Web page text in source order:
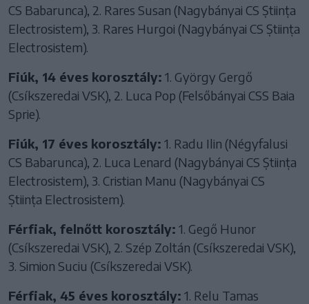
CS Babarunca), 2. Rares Susan (Nagybányai CS Știința
Electrosistem), 3. Rares Hurgoi (Nagybányai CS Știința
Electrosistem).
Fiúk, 14 éves korosztály: 1. György Gergő
(Csíkszeredai VSK), 2. Luca Pop (Felsőbányai CSS Baia
Sprie).
Fiúk, 17 éves korosztály: 1. Radu Ilin (Négyfalusi
CS Babarunca), 2. Luca Lenard (Nagybányai CS Știința
Electrosistem), 3. Cristian Manu (Nagybányai CS
Știința Electrosistem).
Férfiak, felnőtt korosztály: 1. Gegő Hunor
(Csíkszeredai VSK), 2. Szép Zoltán (Csíkszeredai VSK),
3. Simion Suciu (Csíkszeredai VSK).
Férfiak, 45 éves korosztály: 1. Relu Tamas